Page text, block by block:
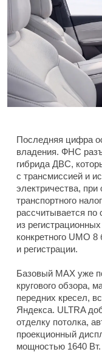
Последняя цифра
владения. ФНС
гибрида ДВС,
с трансмиссией и
электричества,
транспортного
рассчитывается по
из
конкретного UMO
и регистрации.
Базовый MAX уже
кругового обзора,
передних кресел,
Яндекса. ULTRA
отделку потолка,
проекционный
мощностью 1640